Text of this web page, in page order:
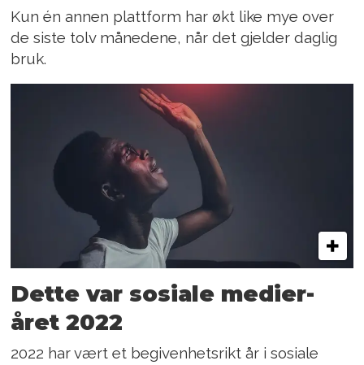
Kun én annen plattform har økt like mye over
de siste tolv månedene, når det gjelder daglig
bruk.
Dette var sosiale medier-
året 2022
2022 har vært et begivenhetsrikt år i sosiale